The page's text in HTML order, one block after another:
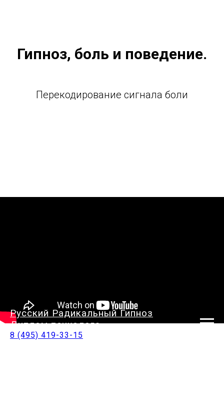
Русский Радикальный Гипноз
Диплом психолога
8 (495) 419-33-15
Гипноз, боль и поведение.
Перекодирование сигнала боли